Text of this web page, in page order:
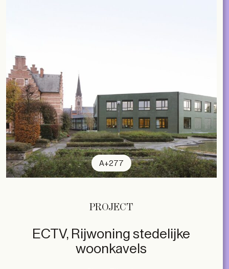
A+277
PROJECT
ECTV, Rijwoning stedelijke
woonkavels